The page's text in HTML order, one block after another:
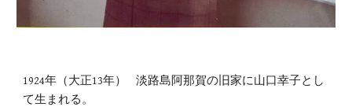
1924年（大正13年）
淡路島阿那賀の旧家に山口幸子とし
て生まれる。